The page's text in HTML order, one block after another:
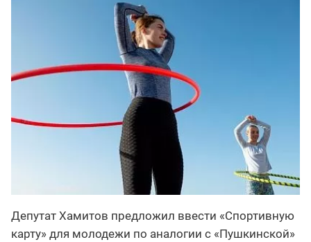
Депутат Хамитов предложил ввести «Спортивную
карту» для молодежи по аналогии с «Пушкинской»